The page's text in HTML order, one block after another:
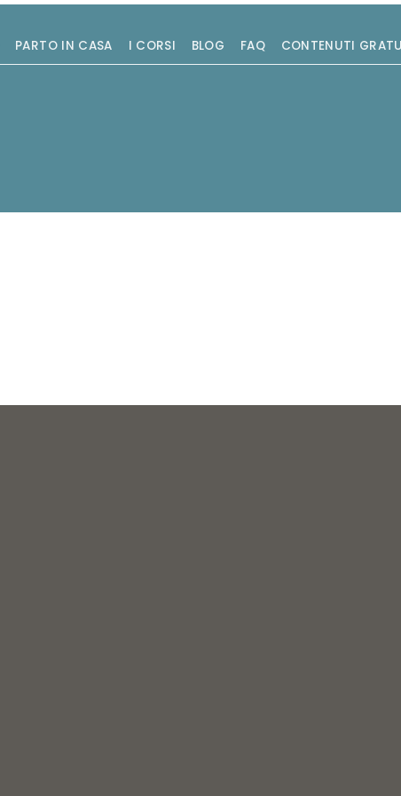
PARTO IN CASA I CORSI BLOG FAQ CONTENUTI